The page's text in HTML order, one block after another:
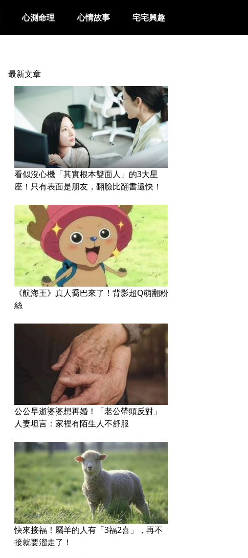
心測命理 心情故事 宅宅興趣
最新文章
看似沒心機「其實根本雙面人」的3大星
座！只有表面是朋友，翻臉比翻書還快！
《航海王》真人喬巴來了！背影超Q萌翻粉
絲
公公早逝婆婆想再婚！「老公帶頭反對」
人妻坦言：家裡有陌生人不舒服
快來接福！屬羊的人有「3福2喜」，再不
接就要溜走了！